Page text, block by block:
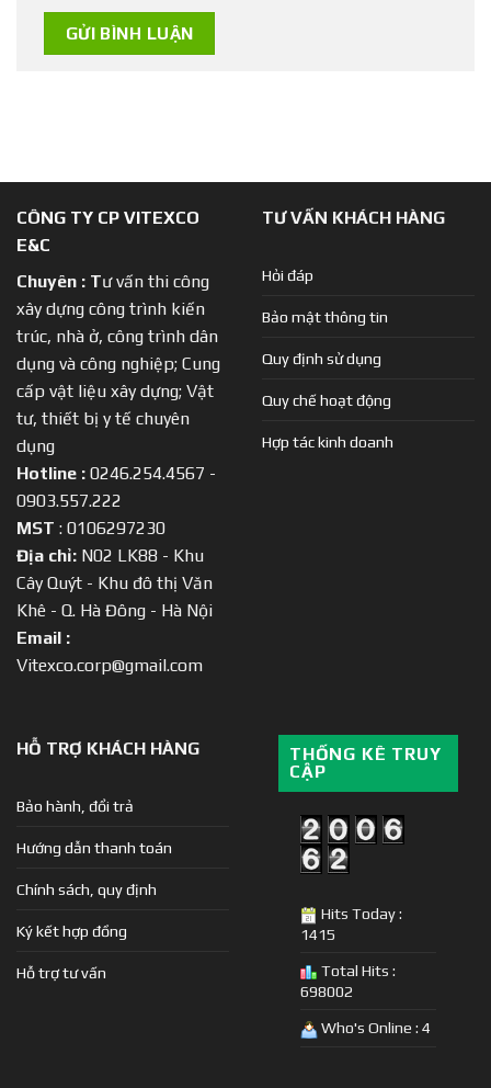
CÔNG TY CP VITEXCO
E&C
Chuyên : Tư vấn thi công
xây dựng công trình kiến
trúc, nhà ở, công trình dân
dụng và công nghiệp; Cung
cấp vật liệu xây dựng; Vật
tư, thiết bị y tế chuyên
dụng
Hotline : 0246.254.4567 -
0903.557.222
MST : 0106297230
Địa chỉ: N02 LK88 - Khu
Cây Quýt - Khu đô thị Văn
Khê - Q. Hà Đông - Hà Nội
Email :
Vitexco.corp@gmail.com
TƯ VẤN KHÁCH HÀNG
Hỏi đáp
Bảo mật thông tin
Quy định sử dụng
Quy chế hoạt động
Hợp tác kinh doanh
HỖ TRỢ KHÁCH HÀNG
Bảo hành, đổi trả
Hướng dẫn thanh toán
Chính sách, quy định
Ký kết hợp đồng
Hỗ trợ tư vấn
THỐNG KÊ TRUY
CẬP
Hits Today :
1415
Total Hits :
698002
Who's Online : 4